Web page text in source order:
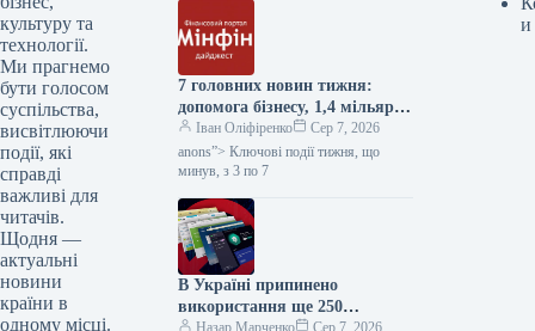
культуру та
технології.
Ми прагнемо
бути голосом
суспільства,
висвітлюючи
події, які
справді
важливі для
читачів.
Щодня —
актуальні
новини
країни в
одному місці.
7 головних новин тижня:
допомога бізнесу, 1,4 мільярда
євро від ЄС та трудовий стаж
– Міністерство фінансів
Іван Оліфіренко
Сер 7, 2026
anons”> Ключові події тижня, що
минув, з 3 по 7
В Україні припинено
використання ще 250
Назар Марченко Сер 7, 2026
и